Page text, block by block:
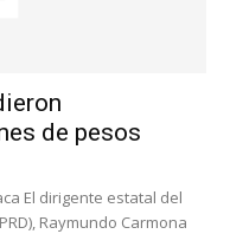
de pesos
El dirigente estatal del
Raymundo Carmona